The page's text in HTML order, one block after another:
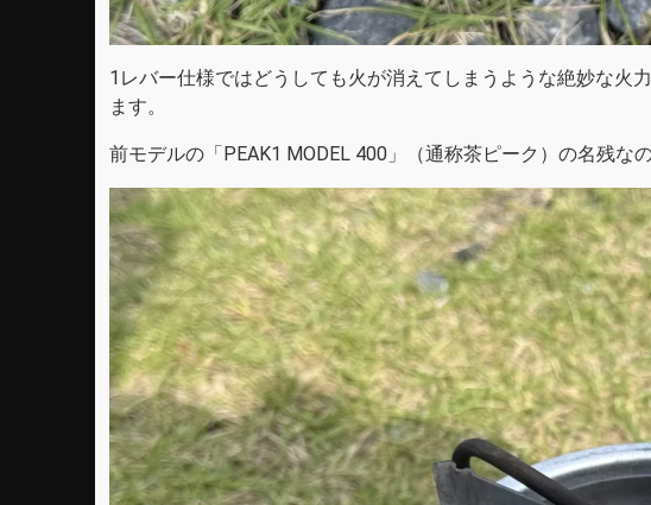
1レバー仕様ではどうしても火が消えてしまうような絶妙な火
ます。
前モデルの「PEAK1 MODEL 400」（通称茶ピーク）の名残なの